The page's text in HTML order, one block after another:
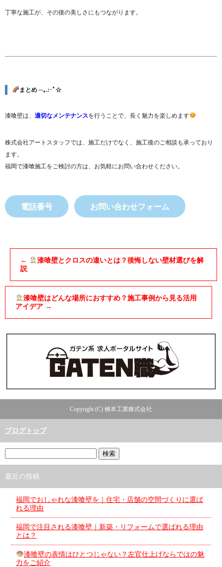
丁寧な施工が、その後の美しさにもつながります。
まとめ ─｡.:･ﾟ☆
漆喰壁は、 適切なメンテナンスを行うことで、長く魅力を楽しめます
株式会社アートスタッフでは、施工だけでなく、施工後のご相談も承っており
ます。
福岡で漆喰施工をご検討の方は、お気軽にお問い合わせください。
電話番号 お問い合わせフォーム
←
漆喰壁とクロスの違いとは？後悔しない壁材選びを解
説
漆喰壁はどんな場所におすすめ？施工事例から見る活用
アイデア →
Copyright (C) 橋本工業株式会社
ブログトップ
最近の投稿
福岡でおしゃれな漆喰壁を｜住宅・店舗の空間づくりに選ば
れる理由
福岡で注目される漆喰壁｜新築・リフォームで選ばれる理由
とは？
漆喰壁の表情はひとつじゃない？左官仕上げならではの魅
力をご紹介